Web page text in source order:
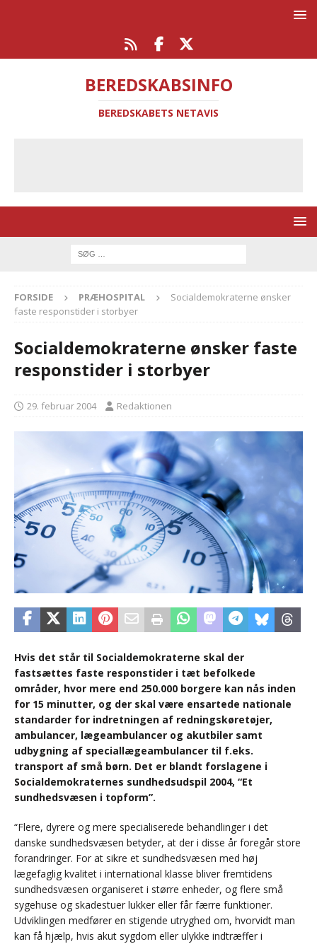
BEREDSKABSINFO
BEREDSKABETS NETAVIS
FORSIDE PRÆHOSPITAL
Socialdemokraterne ønsker
faste responstider i storbyer
Socialdemokraterne ønsker faste
responstider i storbyer
29. februar 2004 Redaktionen
Hvis det står til Socialdemokraterne skal der
fastsættes faste responstider i tæt befolkede
områder, hvor mere end 250.000 borgere kan nås inden
for 15 minutter, og der skal være ensartede nationale
standarder for indretningen af redningskøretøjer,
ambulancer, lægeambulancer og akutbiler samt
udbygning af speciallægeambulancer til f.eks.
transport af små børn. Det er blandt forslagene i
Socialdemokraternes sundhedsudspil 2004, “Et
sundhedsvæsen i topform”.
“Flere, dyrere og mere specialiserede behandlinger i det
danske sundhedsvæsen betyder, at der i disse år foregår store
forandringer. For at sikre et sundhedsvæsen med høj
lægefaglig kvalitet i international klasse bliver fremtidens
sundhedsvæsen organiseret i større enheder, og flere små
sygehuse og skadestuer lukker eller får færre funktioner.
Udviklingen medfører en stigende utryghed om, hvorvidt man
kan få hjælp, hvis akut sygdom eller ulykke indtræffer i